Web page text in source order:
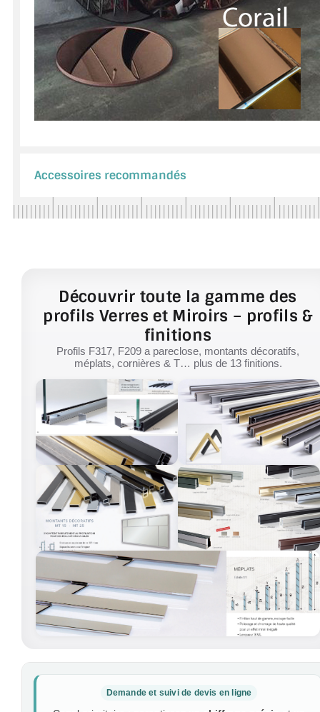
Accessoires recommandés
Découvrir toute la gamme des
profils Verres et Miroirs – profils &
finitions
Profils F317, F209 a pareclose, montants décoratifs,
méplats, cornières & T… plus de 13 finitions.
Demande et suivi de devis en ligne